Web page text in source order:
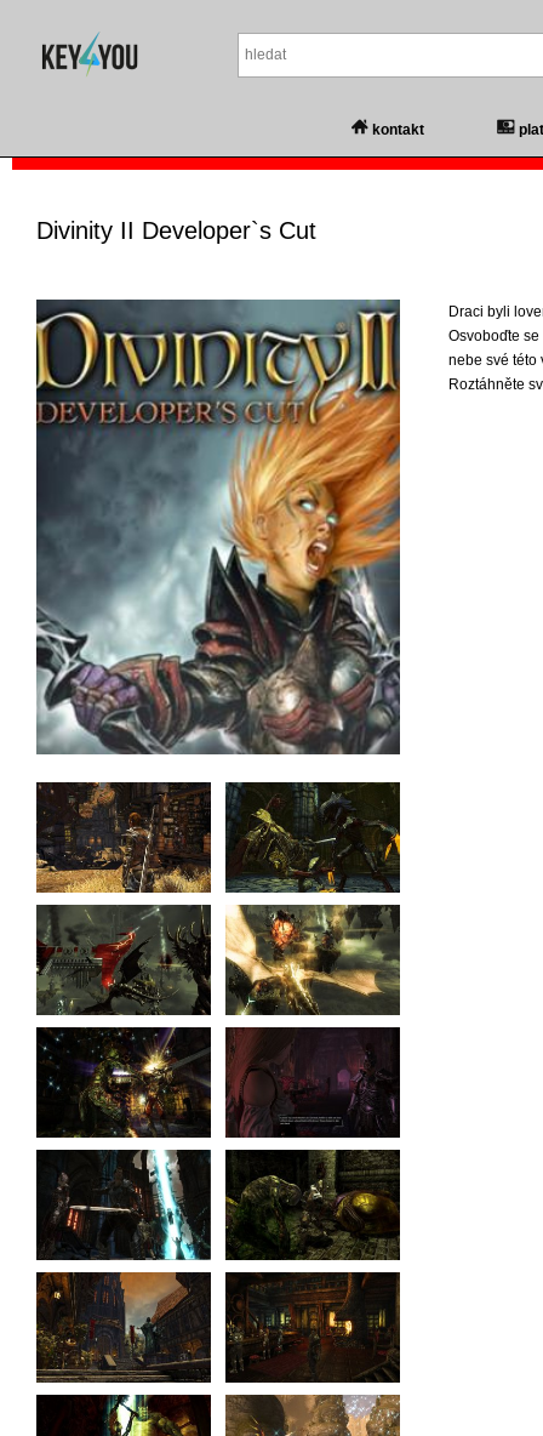
kontakt
Divinity II Developer`s Cut
Draci byli
Osvoboďte
nebe své této
Roztáhněte